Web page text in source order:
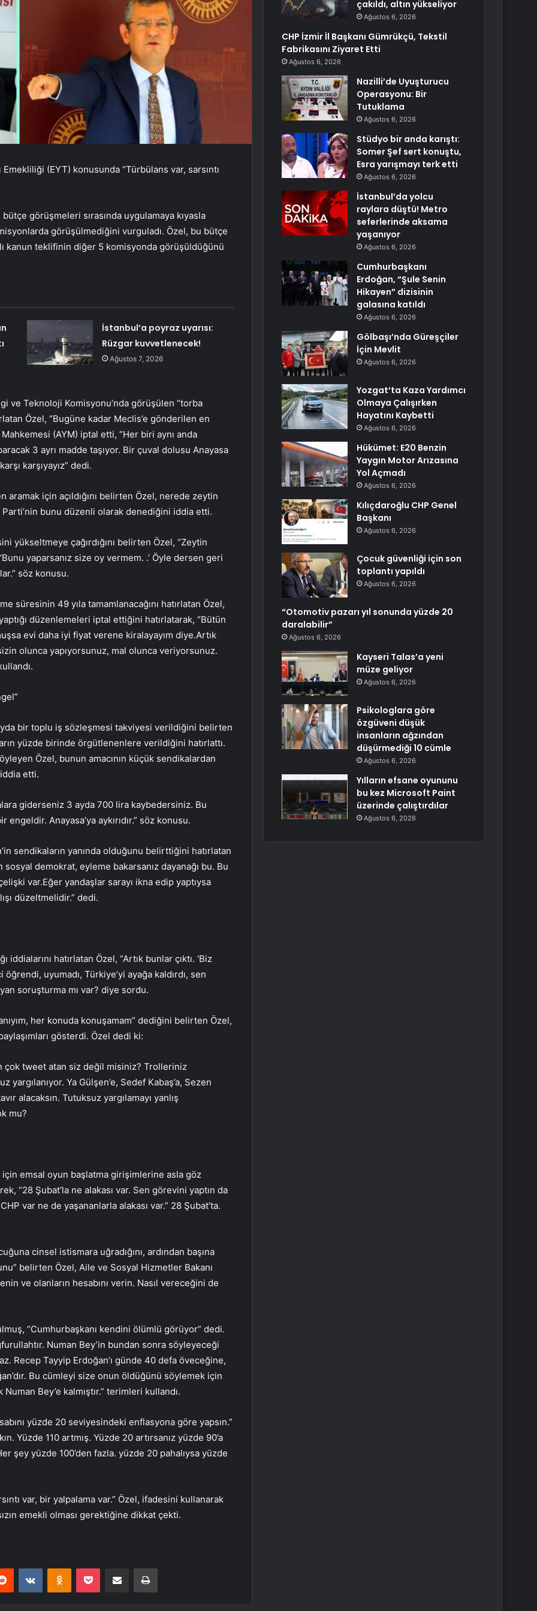
Emekliliği (EYT) konusunda “Türbülans var, sarsıntı
görüşmeleri sırasında uygulamaya kıyasla
görüşülmediğini vurguladı. Özel, bu bütçe
kanun teklifinin diğer 5 komisyonda görüşüldüğünü
İstanbul’a poyraz uyarısı:
Rüzgar kuvvetlenecek!
Ağustos 7, 2026
ve Teknoloji Komisyonu’nda görüşülen “torba
Özel, “Bugüne kadar Meclis’e gönderilen en
(AYM) iptal etti, “Her biri aynı anda
3 ayrı madde taşıyor. Bir çuval dolusu Anayasa
karşıyayız” dedi.
için açıldığını belirten Özel, nerede zeytin
Parti’nin bunu düzenli olarak denediğini iddia etti.
yükseltmeye çağırdığını belirten Özel, “Zeytin
yaparsanız size oy vermem. .’ Öyle dersen geri
söz konusu.
süresinin 49 yıla tamamlanacağını hatırlatan Özel,
düzenlemeleri iptal ettiğini hatırlatarak, “Bütün
evi daha iyi fiyat verene kiralayayım diye.Artık
olunca yapıyorsunuz, mal olunca veriyorsunuz.
bir toplu iş sözleşmesi takviyesi verildiğini belirten
yüzde birinde örgütlenenlere verildiğini hatırlattı.
söyleyen Özel, bunun amacının küçük sendikalardan
etti.
giderseniz 3 ayda 700 lira kaybedersiniz. Bu
Anayasa’ya aykırıdır.” söz konusu.
sendikaların yanında olduğunu belirttiğini hatırlatan
demokrat, eyleme bakarsanız dayanağı bu. Bu
var.Eğer yandaşlar sarayı ikna edip yaptıysa
düzeltmelidir.” dedi.
hatırlatan Özel, “Artık bunlar çıktı. ‘Biz
uyumadı, Türkiye’yi ayağa kaldırdı, sen
soruşturma mı var? diye sordu.
her konuda konuşamam” dediğini belirten Özel,
gösterdi. Özel dedi ki:
çok tweet atan siz değil misiniz? Trolleriniz
yargılanıyor. Ya Gülşen’e, Sedef Kabaş’a, Sezen
alacaksın. Tutuksuz yargılamayı yanlış
mu?
için emsal oyun başlatma girişimlerine asla göz
“28 Şubat’la ne alakası var. Sen görevini yaptın da
var ne de yaşananlarla alakası var.” 28 Şubat’ta.
cinsel istismara uğradığını, ardından başına
belirten Özel, Aile ve Sosyal Hizmetler Bakanı
ve olanların hesabını verin. Nasıl vereceğini de
“Cumhurbaşkanı kendini ölümlü görüyor” dedi.
Numan Bey’in bundan sonra söyleyeceği
Recep Tayyip Erdoğan’ı günde 40 defa öveceğine,
Bu cümleyi size onun öldüğünü söylemek için
Bey’e kalmıştır.” terimleri kullandı.
yüzde 20 seviyesindeki enflasyona göre yapsın.”
Yüzde 110 artmış. Yüzde 20 artırsanız yüzde 90’a
şey yüzde 100’den fazla. yüzde 20 pahalıysa yüzde
var, bir yalpalama var.” Özel, ifadesini kullanarak
emekli olması gerektiğine dikkat çekti.
Reddit VKontakteOdnoklassniki
Pocket E-Posta ile paylaş Yazdır
çakıldı, altın yükseliyor
Ağustos 6, 2026
CHP İzmir İl Başkanı Gümrükçü, Tekstil
Fabrikasını Ziyaret Etti
Ağustos 6, 2026
Nazilli’de Uyuşturucu
Operasyonu: Bir
Tutuklama
Ağustos 6, 2026
Stüdyo bir anda karıştı:
Somer Şef sert konuştu,
Esra yarışmayı terk etti
Ağustos 6, 2026
İstanbul’da yolcu
raylara düştü! Metro
seferlerinde aksama
yaşanıyor
Ağustos 6, 2026
Cumhurbaşkanı
Erdoğan, “Şule Senin
Hikayen” dizisinin
galasına katıldı
Ağustos 6, 2026
Gölbaşı’nda Güreşçiler
İçin Mevlit
Ağustos 6, 2026
Yozgat’ta Kaza Yardımcı
Olmaya Çalışırken
Hayatını Kaybetti
Ağustos 6, 2026
Hükümet: E20 Benzin
Yaygın Motor Arızasına
Yol Açmadı
Ağustos 6, 2026
Kılıçdaroğlu CHP Genel
Başkanı
Ağustos 6, 2026
Çocuk güvenliği için son
toplantı yapıldı
Ağustos 6, 2026
“Otomotiv pazarı yıl sonunda yüzde 20
daralabilir”
Ağustos 6, 2026
Kayseri Talas’a yeni
müze geliyor
Ağustos 6, 2026
Psikologlara göre
özgüveni düşük
insanların ağzından
düşürmediği 10 cümle
Ağustos 6, 2026
Yılların efsane oyununu
bu kez Microsoft Paint
üzerinde çalıştırdılar
Ağustos 6, 2026